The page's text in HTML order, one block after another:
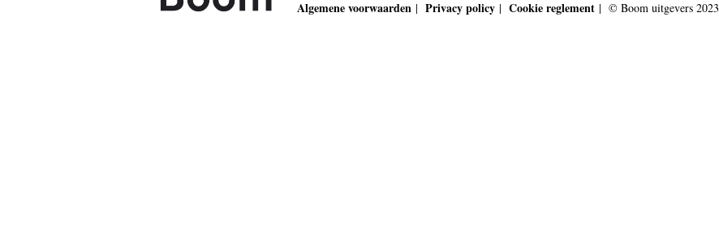
Algemene voorwaarden | Privacy policy | Cookie reglement | © Boom uitgevers 2023